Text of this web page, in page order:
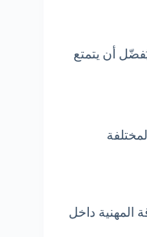
أن يتمتع
المهنية داخل